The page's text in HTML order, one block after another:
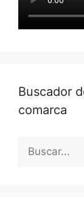
Buscador
comarca
Buscar: